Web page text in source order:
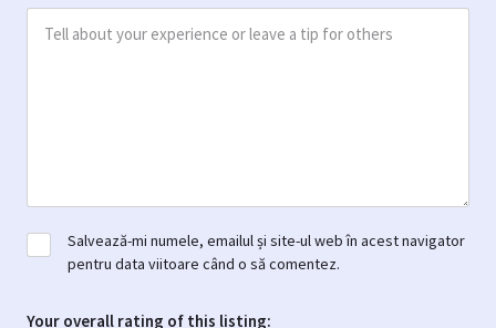
Salvează-mi numele, emailul și site-ul web în acest navigator
pentru data viitoare când o să comentez.
Your overall rating of this listing: